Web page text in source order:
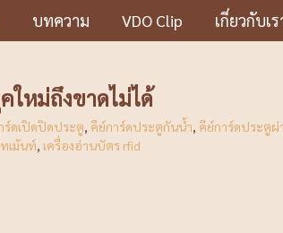
บทความ VDO Clip เกี่ยวกับเร
หม่ถึงขาดไม่ได้
ร์ดเปิดปิดประตู, คีย์การ์ดประตูกันน้ำ, คีย์การ์ดประตู
เม้นท์, เครื่องอ่านบัตร rfid